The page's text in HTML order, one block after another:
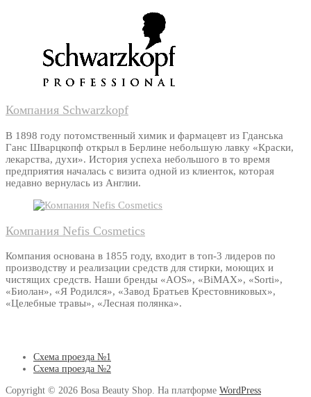
Компания Schwarzkopf
В 1898 году потомственный химик и фармацевт из Гданська
Ганс Шварцкопф открыл в Берлине небольшую лавку «Краски,
лекарства, духи». История успеха небольшого в то время
предприятия началась с визита одной из клиенток, которая
недавно вернулась из Англии.
Компания Nefis Cosmetics
Компания основана в 1855 году, входит в топ-3 лидеров по
производству и реализации средств для стирки, моющих и
чистящих средств. Наши бренды «AOS», «BiMAX», «Sorti»,
«Биолан», «Я Родился», «Завод Братьев Крестовниковых»,
«Целебные травы», «Лесная полянка».
Схема проезда №1
Схема проезда №2
Copyright © 2026 Bosa Beauty Shop. На платформе WordPress